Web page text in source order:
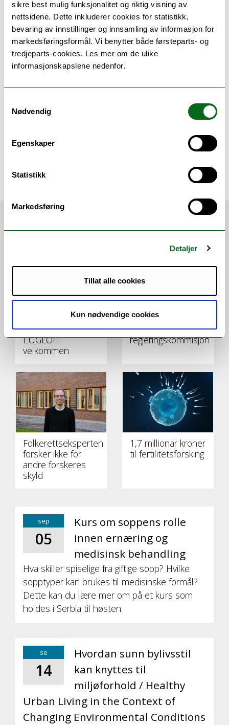
sikre best mulig funksjonalitet og riktig visning av
nettsidene. Dette inkluderer cookies for statistikk,
bevaring av innstillinger og innsamling av informasjon for
markedsføringsformål. Vi benytter både førsteparts- og
tredjeparts-cookies. Les mer om de ulike
informasjonskapslene nedenfor.
Nødvendig
Egenskaper
Statistikk
Markedsføring
Detaljer
Tillat alle cookies
Kun nødvendige cookies
Men utfordringer er til for å løses og
studentene tar eksamener,
Norgesmesterskap og Arctic Taste Run på
strak arm.
Eriksen, Marielle
Publisert: 22.05.26 13:50
VI ANBEFALER
UiT ønsker fortsatt
finansiering av
EUGLOH
velkommen
To UiT-forskere
valgt inn i ny
regjeringskommisjon
Folkerettseksperten
forsker ikke for
andre forskeres
skyld
1,7 millionar kroner
til fertilitetsforsking
sep
05
Kurs om soppens rolle
innen ernæring og
medisinsk behandling
Hva skiller spiselige fra giftige sopp? Hvilke
sopptyper kan brukes til medisinske formål?
Dette kan du lære mer om på et kurs som
holdes i Serbia til høsten.
se
14
Hvordan sunn bylivsstil
kan knyttes til
miljøforhold / Healthy
Urban Living in the Context of
Changing Environmental Conditions